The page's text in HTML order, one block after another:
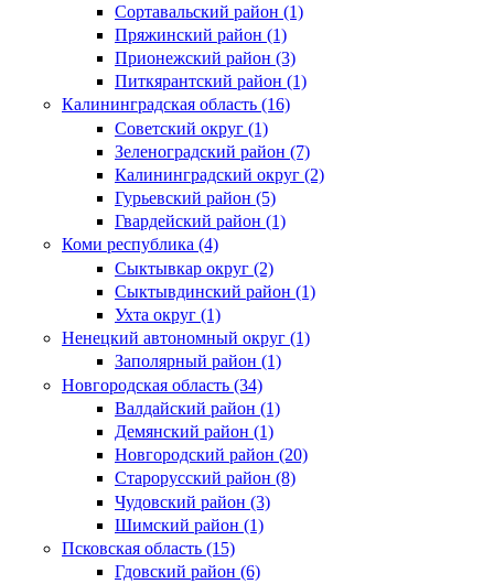
Сортавальский район (1)
Пряжинский район (1)
Прионежский район (3)
Питкярантский район (1)
Калининградская область (16)
Советский округ (1)
Зеленоградский район (7)
Калининградский округ (2)
Гурьевский район (5)
Гвардейский район (1)
Коми республика (4)
Сыктывкар округ (2)
Сыктывдинский район (1)
Ухта округ (1)
Ненецкий автономный округ (1)
Заполярный район (1)
Новгородская область (34)
Валдайский район (1)
Демянский район (1)
Новгородский район (20)
Старорусский район (8)
Чудовский район (3)
Шимский район (1)
Псковская область (15)
Гдовский район (6)